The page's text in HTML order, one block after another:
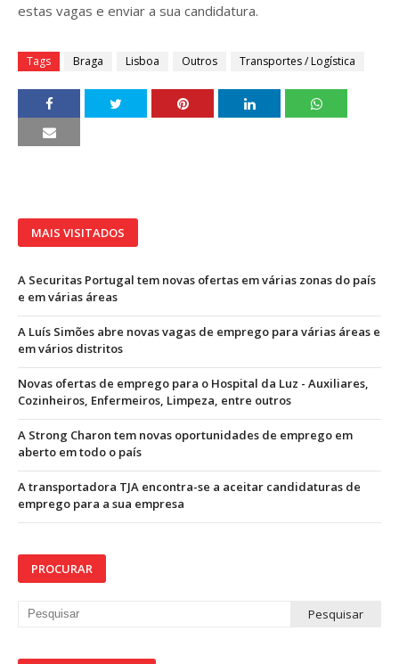
estas vagas e enviar a sua candidatura.
Tags Braga Lisboa Outros Transportes / Logística
MAIS VISITADOS
A Securitas Portugal tem novas ofertas em várias zonas do país
e em várias áreas
A Luís Simões abre novas vagas de emprego para várias áreas e
em vários distritos
Novas ofertas de emprego para o Hospital da Luz - Auxiliares,
Cozinheiros, Enfermeiros, Limpeza, entre outros
A Strong Charon tem novas oportunidades de emprego em
aberto em todo o país
A transportadora TJA encontra-se a aceitar candidaturas de
emprego para a sua empresa
PROCURAR